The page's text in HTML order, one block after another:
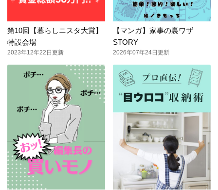
第10回【暮らしニスタ大賞】
特設会場
2023年12年22日更新
【マンガ】家事の裏ワザ
STORY
2026年07年24日更新